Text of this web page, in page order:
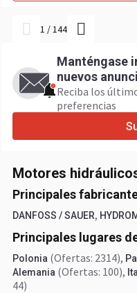
1 /144
Manténgase
nuevos
Reciba los
preferencias
Motores
Principales
DANFOSS / SAUER,
Principales lugares
Polonia (Ofertas: 2314),
Alemania (Ofertas: 100),
44)